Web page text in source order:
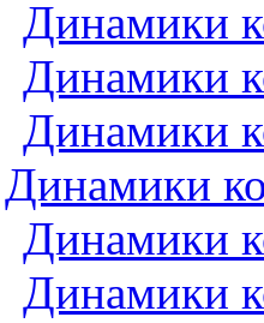
Динамики
Динамики
Динамики
Динамики
Динамики
Динамики